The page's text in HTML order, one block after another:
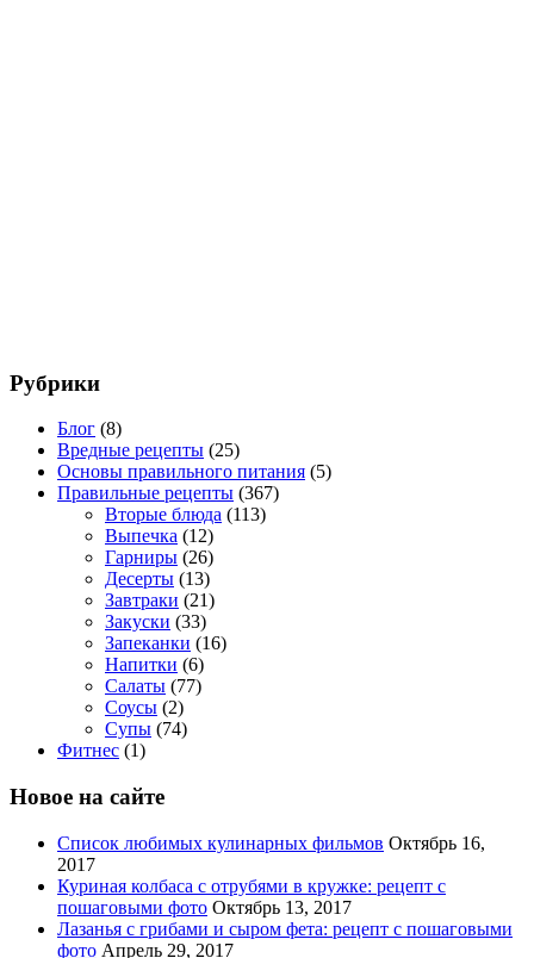
Рубрики
Блог (8)
Вредные рецепты (25)
Основы правильного питания (5)
Правильные рецепты (367)
Вторые блюда (113)
Выпечка (12)
Гарниры (26)
Десерты (13)
Завтраки (21)
Закуски (33)
Запеканки (16)
Напитки (6)
Салаты (77)
Соусы (2)
Супы (74)
Фитнес (1)
Новое на сайте
Список любимых кулинарных фильмов Октябрь 16,
2017
Куриная колбаса с отрубями в кружке: рецепт с
пошаговыми фото Октябрь 13, 2017
Лазанья с грибами и сыром фета: рецепт с пошаговыми
фото Апрель 29, 2017